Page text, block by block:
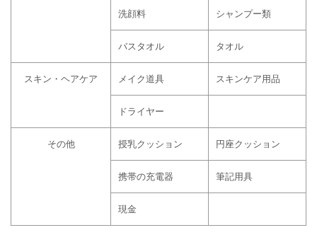
洗顔料 シャンプー類
バスタオル タオル
スキン・ヘアケア メイク道具 スキンケア用品
ドライヤー
その他 授乳クッション 円座クッション
携帯の充電器 筆記用具
現金